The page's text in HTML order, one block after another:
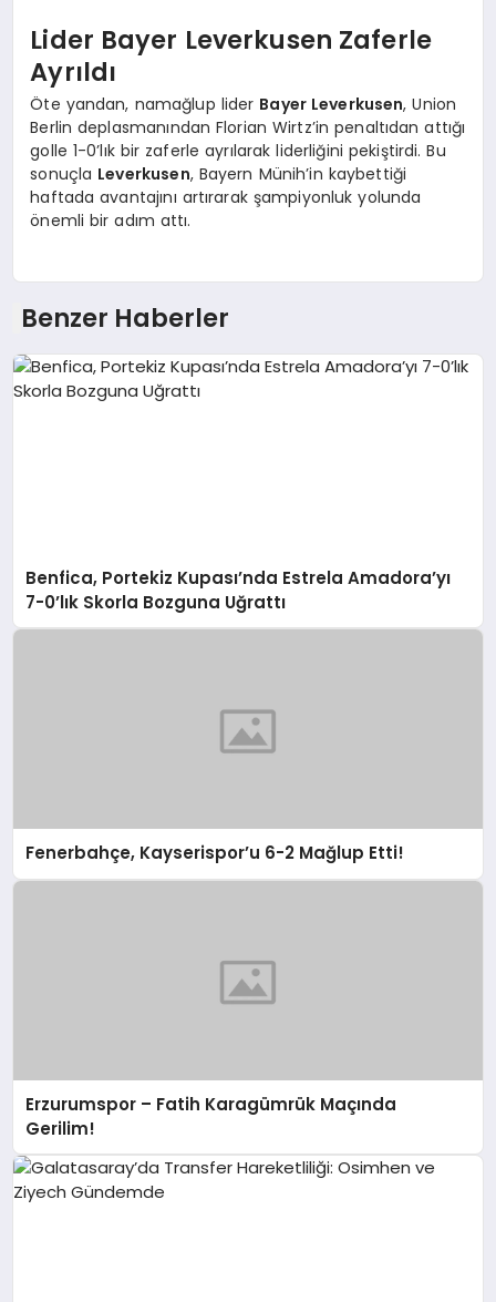
Lider Bayer Leverkusen Zaferle
Ayrıldı
Öte yandan, namağlup lider Bayer Leverkusen, Union
Berlin deplasmanından Florian Wirtz’in penaltıdan attığı
golle 1-0’lık bir zaferle ayrılarak liderliğini pekiştirdi. Bu
sonuçla Leverkusen, Bayern Münih’in kaybettiği
haftada avantajını artırarak şampiyonluk yolunda
önemli bir adım attı.
Benzer Haberler
Benfica, Portekiz Kupası’nda Estrela Amadora’yı
7-0’lık Skorla Bozguna Uğrattı
Fenerbahçe, Kayserispor’u 6-2 Mağlup Etti!
Erzurumspor – Fatih Karagümrük Maçında
Gerilim!